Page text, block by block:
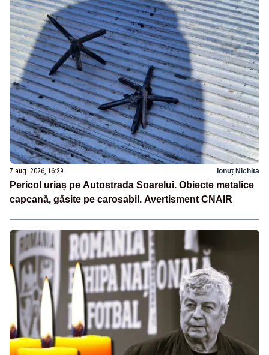
7 aug. 2026, 16:29 Ionuț Nichita
Pericol uriaș pe Autostrada Soarelui. Obiecte metalice
capcană, găsite pe carosabil. Avertisment CNAIR